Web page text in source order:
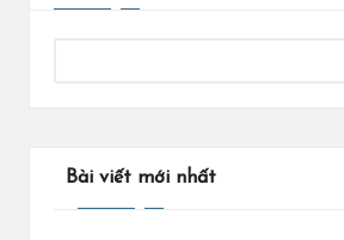
Bài viết mới nhất